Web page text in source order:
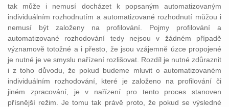
tak může i nemusí docházet k popsaným automatizovaným
individuálním rozhodnutím a automatizované rozhodnutí můžou i
nemusí být založeny na profilování. Pojmy profilování a
automatizované rozhodování tedy nejsou v žádném případě
významově totožné a i přesto, že jsou vzájemně úzce propojené
je nutné je ve smyslu nařízení rozlišovat. Rozdíl je nutné zdůraznit
i z toho důvodu, že pokud budeme mluvit o automatizovaném
individuálním rozhodování, které je založeno na profilování či
jiném zpracování, je v nařízení pro tento proces stanoven
přísnější režim. Je tomu tak právě proto, že pokud se výsledné